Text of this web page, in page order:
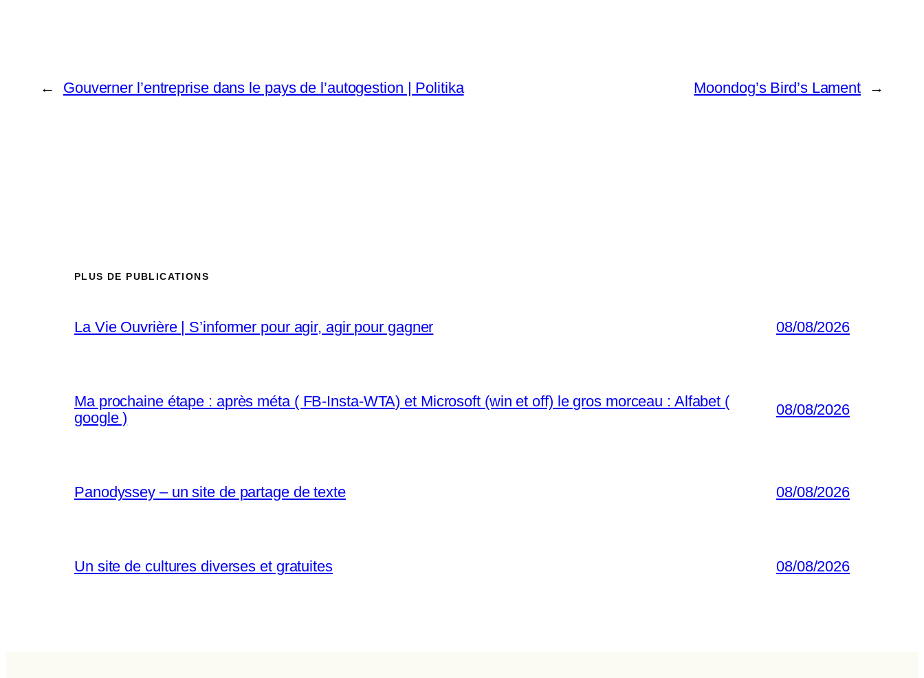
← Gouverner l’entreprise dans le pays de l’autogestion | Politika Moondog’s Bird’s Lament →
PLUS DE PUBLICATIONS
La Vie Ouvrière | S’informer pour agir, agir pour gagner 08/08/2026
Ma prochaine étape : après méta ( FB-Insta-WTA) et Microsoft (win et off) le gros morceau : Alfabet (
google )
08/08/2026
Panodyssey – un site de partage de texte 08/08/2026
Un site de cultures diverses et gratuites 08/08/2026